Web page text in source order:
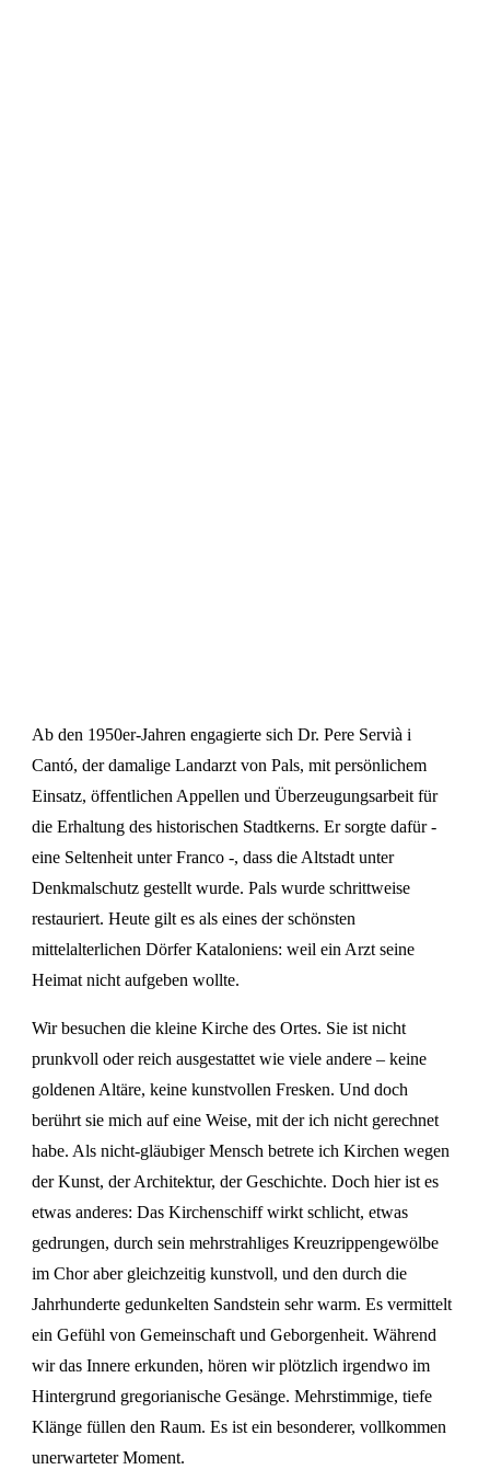
Ab den 1950er-Jahren engagierte sich Dr. Pere Servià i
Cantó, der damalige Landarzt von Pals, mit persönlichem
Einsatz, öffentlichen Appellen und Überzeugungsarbeit für
die Erhaltung des historischen Stadtkerns. Er sorgte dafür -
eine Seltenheit unter Franco -, dass die Altstadt unter
Denkmalschutz gestellt wurde. Pals wurde schrittweise
restauriert. Heute gilt es als eines der schönsten
mittelalterlichen Dörfer Kataloniens: weil ein Arzt seine
Heimat nicht aufgeben wollte.
Wir besuchen die kleine Kirche des Ortes. Sie ist nicht
prunkvoll oder reich ausgestattet wie viele andere – keine
goldenen Altäre, keine kunstvollen Fresken. Und doch
berührt sie mich auf eine Weise, mit der ich nicht gerechnet
habe. Als nicht-gläubiger Mensch betrete ich Kirchen wegen
der Kunst, der Architektur, der Geschichte. Doch hier ist es
etwas anderes: Das Kirchenschiff wirkt schlicht, etwas
gedrungen, durch sein mehrstrahliges Kreuzrippengewölbe
im Chor aber gleichzeitig kunstvoll, und den durch die
Jahrhunderte gedunkelten Sandstein sehr warm. Es vermittelt
ein Gefühl von Gemeinschaft und Geborgenheit. Während
wir das Innere erkunden, hören wir plötzlich irgendwo im
Hintergrund gregorianische Gesänge. Mehrstimmige, tiefe
Klänge füllen den Raum. Es ist ein besonderer, vollkommen
unerwarteter Moment.